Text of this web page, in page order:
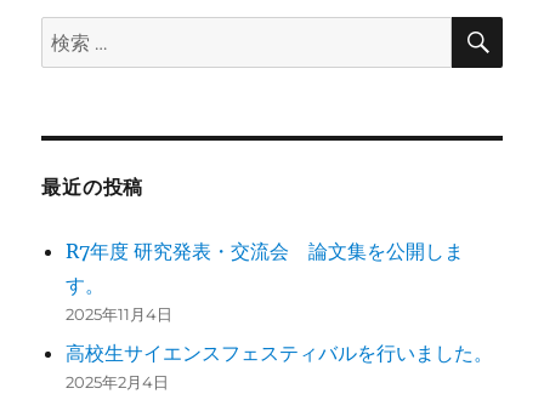
検
索:
検
最近の投稿
R7年度 研究発表・交流会 論文集を公開しま
す。
2025年11月4日
高校生サイエンスフェスティバルを行いました。
2025年2月4日